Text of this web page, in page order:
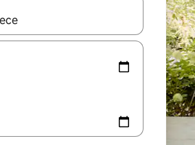
estiverem disponíveis, explore-os